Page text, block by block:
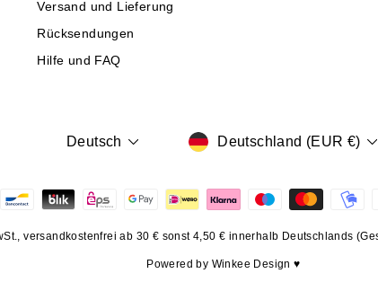
Versand und Lieferung
Rücksendungen
Hilfe und FAQ
SPRACHE
Deutsch WÄHRUNG
Deutschland (EUR €)
versandkostenfrei ab 30 € sonst 4,50 € innerhalb Deutschlands
Powered by Winkee Design ♥